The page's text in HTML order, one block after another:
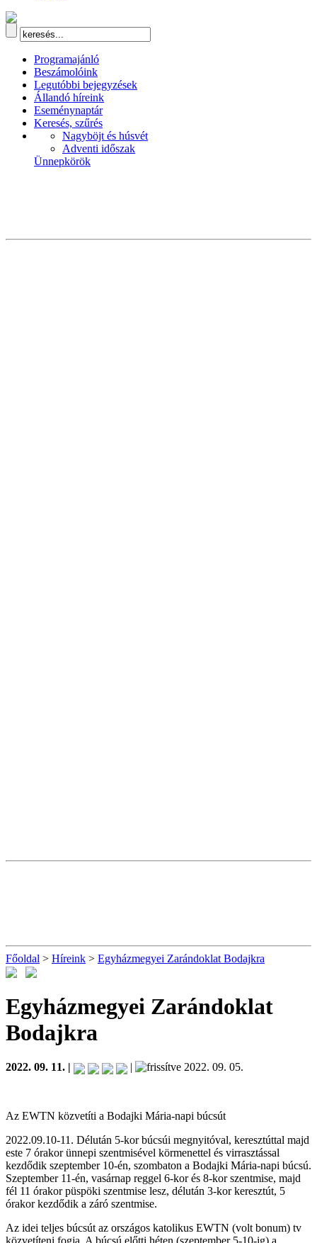
Programajánló
Beszámolóink
Legutóbbi bejegyzések
Állandó híreink
Eseménynaptár
Keresés, szűrés
Nagyböjt és húsvét
Adventi időszak
Ünnepkörök
Főoldal > Híreink > Egyházmegyei Zarándoklat Bodajkra
Egyházmegyei Zarándoklat
Bodajkra
2022. 09. 11. | | 2022. 09. 05.
Az EWTN közvetíti a Bodajki Mária-napi búcsút
2022.09.10-11. Délután 5-kor búcsúi megnyitóval, keresztúttal majd
este 7 órakor ünnepi szentmisével körmenettel és virrasztással
kezdődik szeptember 10-én, szombaton a Bodajki Mária-napi búcsú.
Szeptember 11-én, vasárnap reggel 6-kor és 8-kor szentmise, majd
fél 11 órakor püspöki szentmise lesz, délután 3-kor keresztút, 5
órakor kezdődik a záró szentmise.
Az idei teljes búcsút az országos katolikus EWTN (volt bonum) tv
közvetíteni fogja. A búcsú előtti héten (szeptember 5-10-ig) a